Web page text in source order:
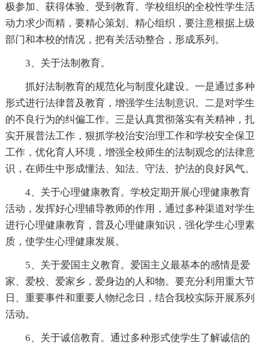
极参加、获得体验、受到教育。学校组织的全校性学生活
动力求少而精，要精心策划、精心组织，要注意根据上级
部门和本校的情况，把有关活动整合，形成系列。
3、关于法制教育。
抓好法制教育的规范化与制度化建设。一是通过多种
形式进行法律普及教育，增强学生法制意识。二是对学生
的不良行为的纠偏工作。三是认真贯彻落实有关精神，扎
实开展普法工作，狠抓学校治安治理工作和学校安全保卫
工作，优化育人环境，增强全校师生的法制观念的法律意
识，在师生中形成懂法、知法、守法、护法的良好风气。
4、关于心理健康教育。学校定期开展心理健康教育
活动，发挥好心理辅导教师的作用，通过多种渠道对学生
进行心理健康教育，普及心理健康知识，强化学生心理素
质，使学生心理健康发展。
5、关于爱国主义教育。爱国主义最基本的感情是爱
家、爱校、爱家乡，爱身边的人和物。要充分利用重大节
日、重要事件和重要人物纪念日，结合我校实际开展系列
活动。
6、关于诚信教育。通过多种形式使学生了解诚信的